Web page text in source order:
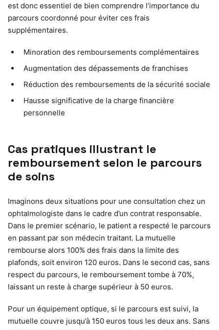
est donc essentiel de bien comprendre l’importance du
parcours coordonné pour éviter ces frais
supplémentaires.
Minoration des remboursements complémentaires
Augmentation des dépassements de franchises
Réduction des remboursements de la sécurité sociale
Hausse significative de la charge financière
personnelle
Cas pratiques illustrant le
remboursement selon le parcours
de soins
Imaginons deux situations pour une consultation chez un
ophtalmologiste dans le cadre d’un contrat responsable.
Dans le premier scénario, le patient a respecté le parcours
en passant par son médecin traitant. La mutuelle
rembourse alors 100% des frais dans la limite des
plafonds, soit environ 120 euros. Dans le second cas, sans
respect du parcours, le remboursement tombe à 70%,
laissant un reste à charge supérieur à 50 euros.
Pour un équipement optique, si le parcours est suivi, la
mutuelle couvre jusqu’à 150 euros tous les deux ans. Sans